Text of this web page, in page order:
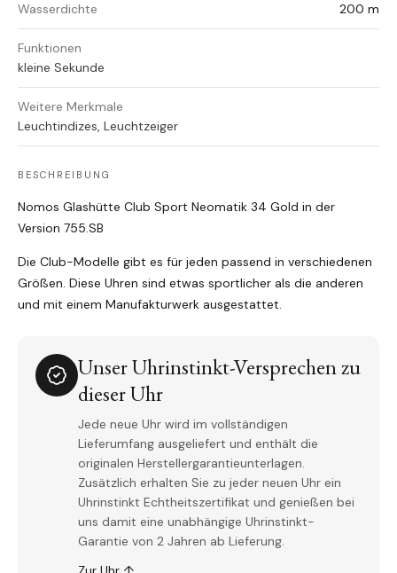
Wasserdichte 200 m
Funktionen
kleine Sekunde
Weitere Merkmale
Leuchtindizes, Leuchtzeiger
BESCHREIBUNG
Nomos Glashütte Club Sport Neomatik 34 Gold in der
Version 755.SB
Die Club-Modelle gibt es für jeden passend in verschiedenen
Größen. Diese Uhren sind etwas sportlicher als die anderen
und mit einem Manufakturwerk ausgestattet.
Unser Uhrinstinkt-Versprechen zu
dieser Uhr
Jede neue Uhr wird im vollständigen
Lieferumfang ausgeliefert und enthält die
originalen Herstellergarantieunterlagen.
Zusätzlich erhalten Sie zu jeder neuen Uhr ein
Uhrinstinkt Echtheitszertifikat und genießen bei
uns damit eine unabhängige Uhrinstinkt-
Garantie von 2 Jahren ab Lieferung.